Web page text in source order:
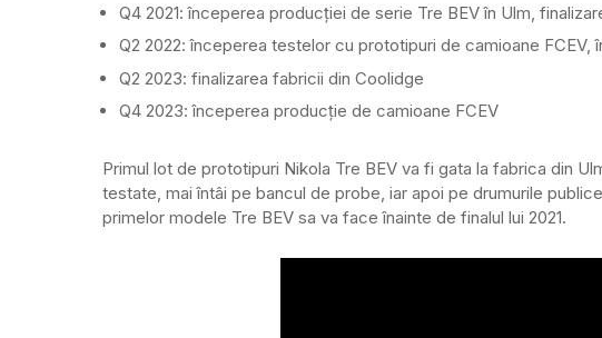
Q4 2021: începerea producției de serie Tre BEV în Ulm,
Q2 2022: începerea testelor cu prototipuri de camioane
Q2 2023: finalizarea fabricii din Coolidge
Q4 2023: începerea producție de camioane FCEV
Primul lot de prototipuri Nikola Tre BEV va fi gata la fabrica din
testate, mai întâi pe bancul de probe, iar apoi pe drumurile
primelor modele Tre BEV sa va face înainte de finalul lui 2021.